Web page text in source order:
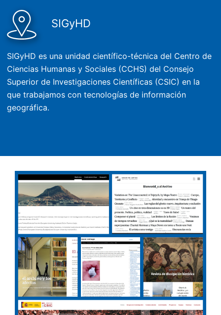
SIGyHD
SIGyHD es una unidad científico-técnica del Centro de
Ciencias Humanas y Sociales (CCHS) del Consejo
Superior de Investigaciones Científicas (CSIC) en la
que trabajamos con tecnologías de información
geográfica.